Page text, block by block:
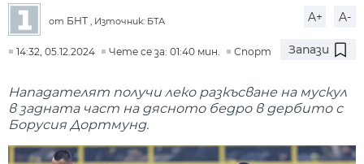
от БНТ , Източник: БТА A+ A-
14:32, 05.12.2024 Чете се за: 01:40 мин. Спорт Запази
Нападателят получи леко разкъсване на мускул
в задната част на дясното бедро в дербито с
Борусия Дортмунд.